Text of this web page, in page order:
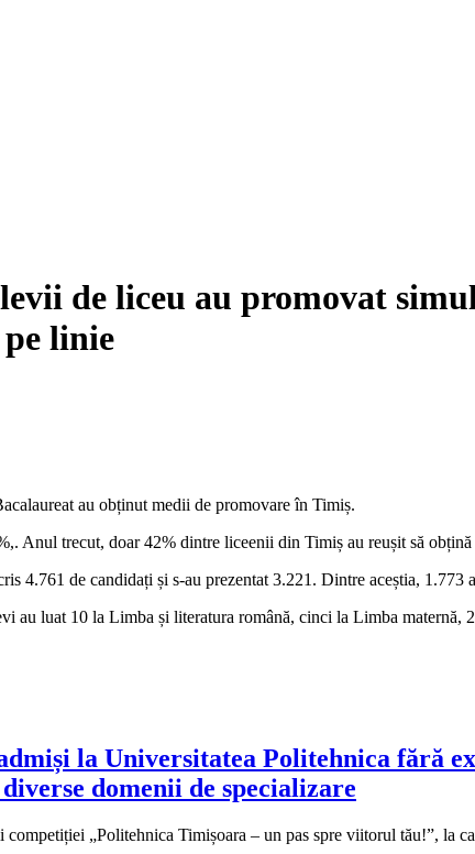
de liceu au promovat
linie
au obținut medii de promovare în Timiș.
Anul trecut, doar 42% dintre liceenii din Timiș au reușit să obțină
4.761 de candidați și s-au prezentat 3.221. Dintre aceștia,
au luat 10 la Limba și literatura română, cinci la Limba
la Universitatea Politehnica fără
domenii de specializare
„Politehnica Timișoara – un pas spre viitorul tău!”, la